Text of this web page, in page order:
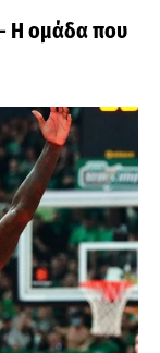
Η ομάδα που